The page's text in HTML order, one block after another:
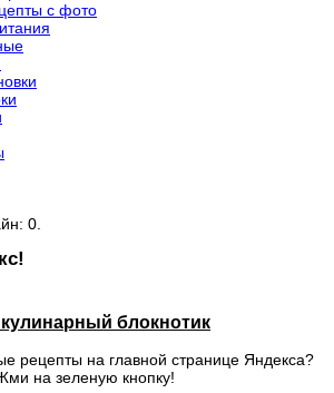
с фото
0.
блокнотик
рецепты на главной странице Яндекса?
на зеленую кнопку!